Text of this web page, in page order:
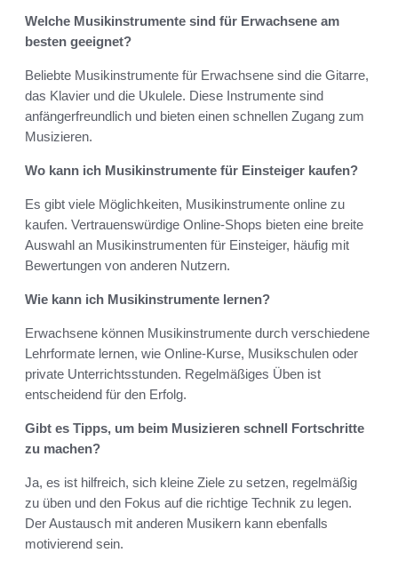
Welche Musikinstrumente sind für Erwachsene am
besten geeignet?
Beliebte Musikinstrumente für Erwachsene sind die Gitarre,
das Klavier und die Ukulele. Diese Instrumente sind
anfängerfreundlich und bieten einen schnellen Zugang zum
Musizieren.
Wo kann ich Musikinstrumente für Einsteiger kaufen?
Es gibt viele Möglichkeiten, Musikinstrumente online zu
kaufen. Vertrauenswürdige Online-Shops bieten eine breite
Auswahl an Musikinstrumenten für Einsteiger, häufig mit
Bewertungen von anderen Nutzern.
Wie kann ich Musikinstrumente lernen?
Erwachsene können Musikinstrumente durch verschiedene
Lehrformate lernen, wie Online-Kurse, Musikschulen oder
private Unterrichtsstunden. Regelmäßiges Üben ist
entscheidend für den Erfolg.
Gibt es Tipps, um beim Musizieren schnell Fortschritte
zu machen?
Ja, es ist hilfreich, sich kleine Ziele zu setzen, regelmäßig
zu üben und den Fokus auf die richtige Technik zu legen.
Der Austausch mit anderen Musikern kann ebenfalls
motivierend sein.